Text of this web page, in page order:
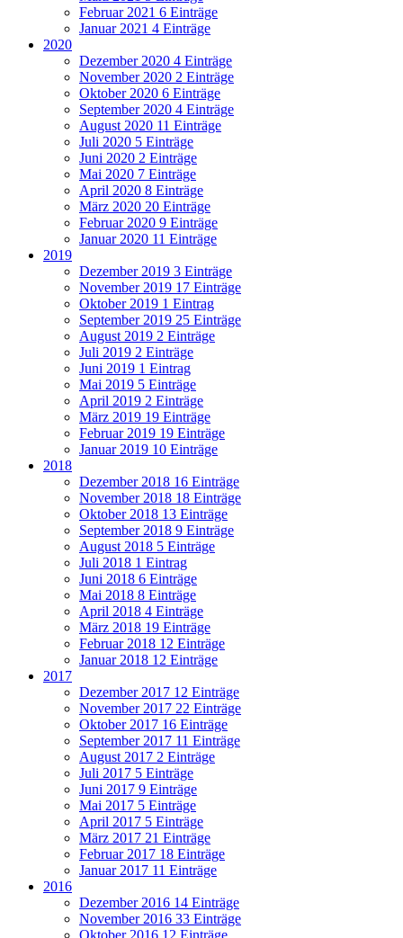
Februar 2021 6 Einträge
Januar 2021 4 Einträge
2020
Dezember 2020 4 Einträge
November 2020 2 Einträge
Oktober 2020 6 Einträge
September 2020 4 Einträge
August 2020 11 Einträge
Juli 2020 5 Einträge
Juni 2020 2 Einträge
Mai 2020 7 Einträge
April 2020 8 Einträge
März 2020 20 Einträge
Februar 2020 9 Einträge
Januar 2020 11 Einträge
2019
Dezember 2019 3 Einträge
November 2019 17 Einträge
Oktober 2019 1 Eintrag
September 2019 25 Einträge
August 2019 2 Einträge
Juli 2019 2 Einträge
Juni 2019 1 Eintrag
Mai 2019 5 Einträge
April 2019 2 Einträge
März 2019 19 Einträge
Februar 2019 19 Einträge
Januar 2019 10 Einträge
2018
Dezember 2018 16 Einträge
November 2018 18 Einträge
Oktober 2018 13 Einträge
September 2018 9 Einträge
August 2018 5 Einträge
Juli 2018 1 Eintrag
Juni 2018 6 Einträge
Mai 2018 8 Einträge
April 2018 4 Einträge
März 2018 19 Einträge
Februar 2018 12 Einträge
Januar 2018 12 Einträge
2017
Dezember 2017 12 Einträge
November 2017 22 Einträge
Oktober 2017 16 Einträge
September 2017 11 Einträge
August 2017 2 Einträge
Juli 2017 5 Einträge
Juni 2017 9 Einträge
Mai 2017 5 Einträge
April 2017 5 Einträge
März 2017 21 Einträge
Februar 2017 18 Einträge
Januar 2017 11 Einträge
2016
Dezember 2016 14 Einträge
November 2016 33 Einträge